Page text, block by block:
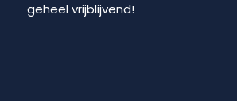
geheel vrijblijvend!